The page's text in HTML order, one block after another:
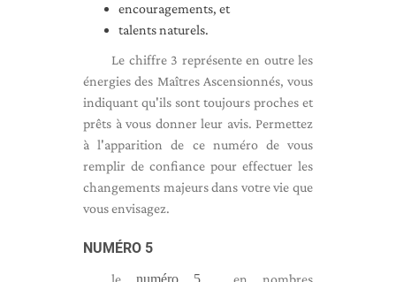
encouragements, et
talents naturels.
Le chiffre 3 représente en outre les
énergies des Maîtres Ascensionnés, vous
indiquant qu'ils sont toujours proches et
prêts à vous donner leur avis. Permettez
à l'apparition de ce numéro de vous
remplir de confiance pour effectuer les
changements majeurs dans votre vie que
vous envisagez.
NUMÉRO 5
le numéro 5 , en nombres